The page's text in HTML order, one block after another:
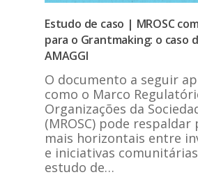
Estudo de caso | MROSC
para o Grantmaking: o caso
AMAGGI
O documento a seguir
como o Marco
Organizações da
(MROSC) pode respaldar
mais horizontais entre
e iniciativas
estudo de…